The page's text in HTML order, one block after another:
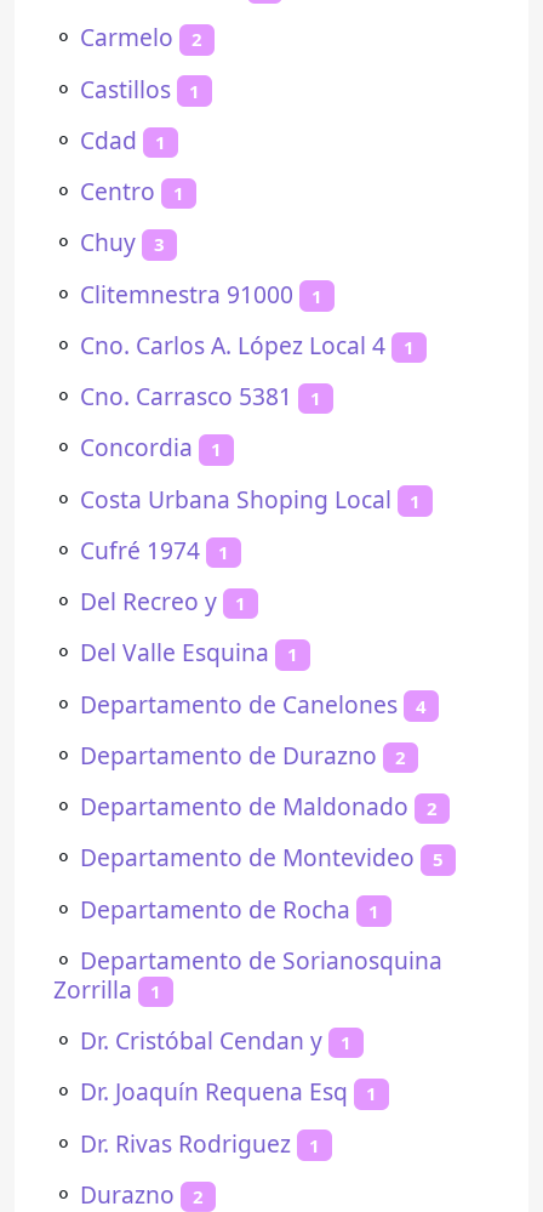
⚬ Carmelo 2
⚬ Castillos 1
⚬ Cdad 1
⚬ Centro 1
⚬ Chuy 3
⚬ Clitemnestra 91000 1
⚬ Cno. Carlos A. López Local 4 1
⚬ Cno. Carrasco 5381 1
⚬ Concordia 1
⚬ Costa Urbana Shoping Local 1
⚬ Cufré 1974 1
⚬ Del Recreo y 1
⚬ Del Valle Esquina 1
⚬ Departamento de Canelones 4
⚬ Departamento de Durazno 2
⚬ Departamento de Maldonado 2
⚬ Departamento de Montevideo 5
⚬ Departamento de Rocha 1
⚬ Departamento de Sorianosquina
Zorrilla
1
⚬ Dr. Cristóbal Cendan y 1
⚬ Dr. Joaquín Requena Esq 1
⚬ Dr. Rivas Rodriguez 1
⚬ Durazno 2